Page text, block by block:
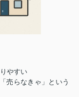
やすい
売らなきゃ」という